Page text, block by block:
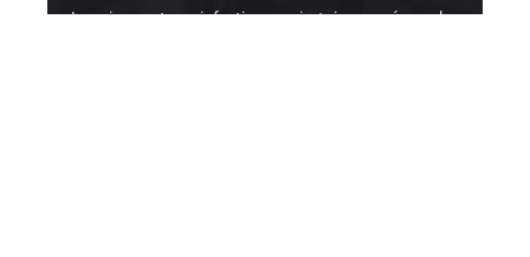
La grippe est une infection respiratoire causée par les